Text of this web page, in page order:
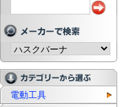
電動工具